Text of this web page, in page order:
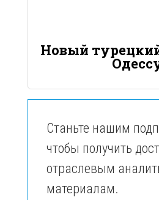
Новый
Станьте нашим
чтобы получить
отраслевым
материалам.